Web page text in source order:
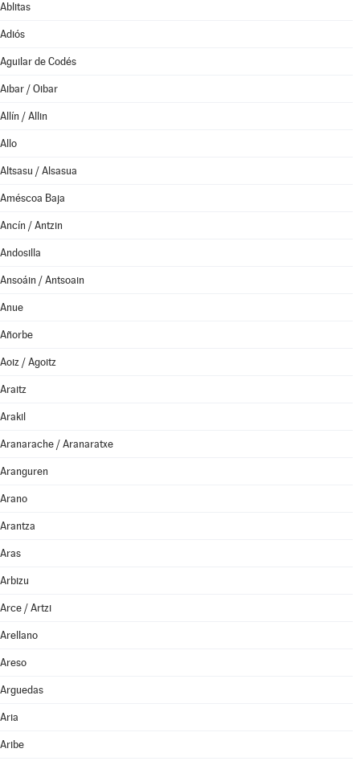
Ablitas
Adiós
Aguilar de Codés
Aibar / Oibar
Allín / Allin
Allo
Altsasu / Alsasua
Améscoa Baja
Ancín / Antzin
Andosilla
Ansoáin / Antsoain
Anue
Añorbe
Aoiz / Agoitz
Araitz
Arakil
Aranarache / Aranaratxe
Aranguren
Arano
Arantza
Aras
Arbizu
Arce / Artzi
Arellano
Areso
Arguedas
Aria
Aribe